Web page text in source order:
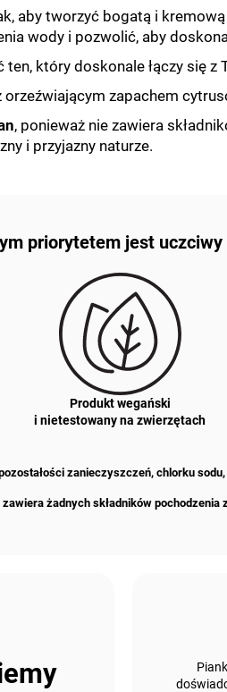
aby tworzyć bogatą i
wody i pozwolić, aby
który doskonale łączy się z
zapachem
, ponieważ nie zawiera
i przyjazny naturze.
priorytetem jest
Produkt wegański
i nietestowany na zwierzętach
zanieczyszczeń, chlorku
zawiera żadnych składników